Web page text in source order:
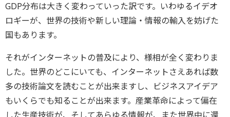
GDP分布は大きく変わっていった訳です。いわゆるイデオ
ロギーが、世界の技術や新しい理論・情報の輸入を妨げた
国もあります。
それがインターネットの普及により、様相が全く変わりま
した。世界のどこにいても、インターネットさえあれば数
多の技術論文を読むことが出来ますし、ビジネスアイデア
もいくらでも知ることが出来ます。産業革命によって偏在